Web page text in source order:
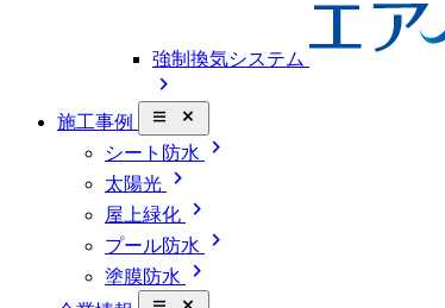
強制換気システム
chevron_right
施工事例 close_small
シート防水 chevron_right
太陽光 chevron_right
屋上緑化 chevron_right
プール防水 chevron_right
塗膜防水 chevron_right